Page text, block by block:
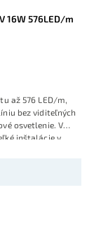
16W 576LED/m
až 576 LED/m,
bez viditeľných
osvetlenie. V
inštalácie v
farba, vysoký
dĺžke.